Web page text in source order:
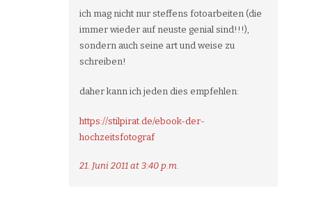
ich mag nicht nur steffens fotoarbeiten (die
immer wieder auf neuste genial sind!!!),
sondern auch seine art und weise zu
schreiben!
daher kann ich jeden dies empfehlen:
https://stilpirat.de/ebook-der-
hochzeitsfotograf
21. Juni 2011 at 3:40 p.m.